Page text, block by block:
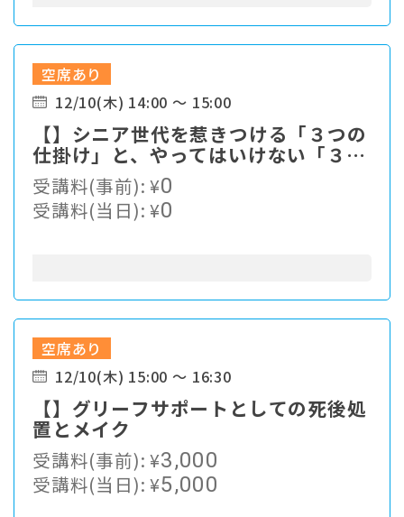
空席あり
12/10(木) 14:00 ～ 15:00
【】シニア世代を惹きつける「３つの
仕掛け」と、やってはいけない「３つ
のルール」
受講料(事前):¥0
受講料(当日):¥0
空席あり
12/10(木) 15:00 ～ 16:30
【】グリーフサポートとしての死後処
置とメイク
受講料(事前):¥3,000
受講料(当日):¥5,000